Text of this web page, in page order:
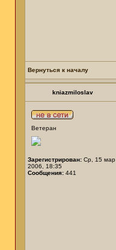
Вернуться к началу
kniazmiloslav
Ветеран
Зарегистрирован: Ср, 15 мар
2006, 18:35
Сообщения: 441